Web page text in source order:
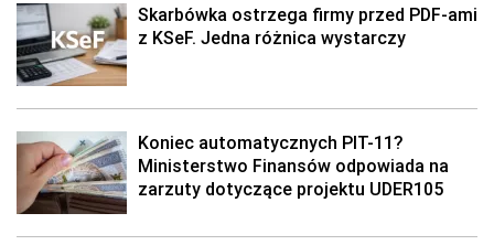
Skarbówka ostrzega firmy przed PDF-ami
z KSeF. Jedna różnica wystarczy
Koniec automatycznych PIT-11?
Ministerstwo Finansów odpowiada na
zarzuty dotyczące projektu UDER105